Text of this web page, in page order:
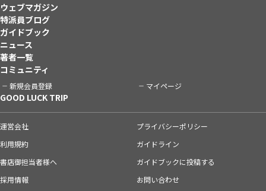
ウェブマガジン
特派員ブログ
ガイドブック
ニュース
著者一覧
コミュニティ
新規会員登録 マイページ
GOOD LUCK TRIP
運営会社
プライバシーポリシー
利用規約
ガイドライン
書店御担当者様へ
ガイドブックに投稿する
採用情報
お問い合わせ